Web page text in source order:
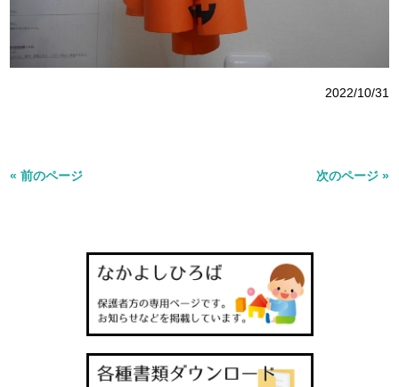
2022/10/31
« 前のページ 次のページ »